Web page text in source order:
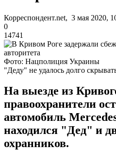
Корреспондент.net, 3 мая 2020,
0
14741
Фото: Нацполиция Украины
"Деду" не удалось долго
На выезде из
правоохранители
автомобиль
находился "Дед" и
охранников.